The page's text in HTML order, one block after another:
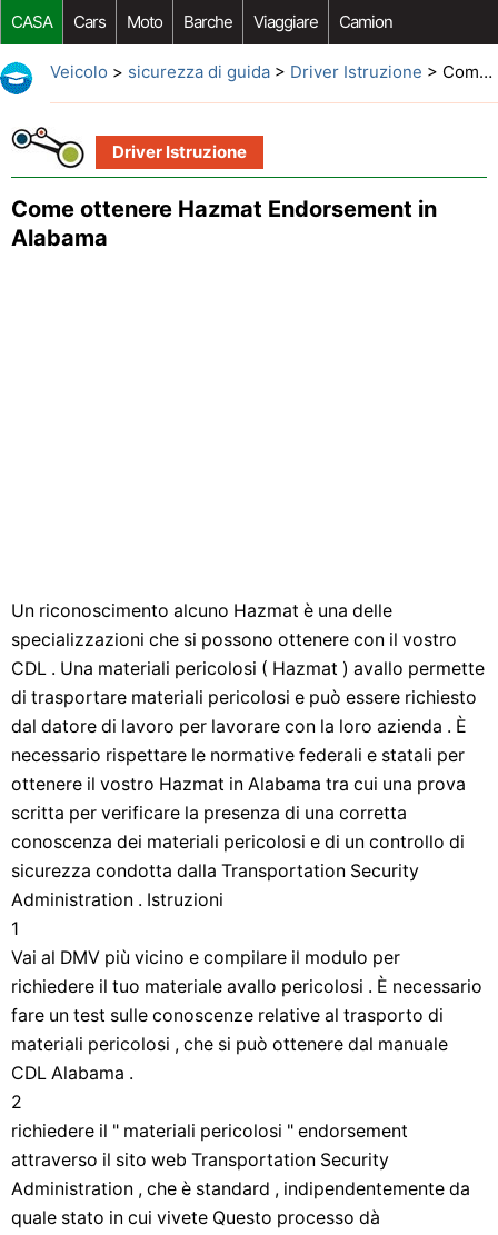
CASA Cars Moto Barche Viaggiare Camion
Riparazione Auto Acquisto Auto Car Opzioni Aftermarket
Veicolo > sicurezza di guida> Driver Istruzione > Come ottenere Hazmat Endorsement in Alabama
Driver Istruzione
Come ottenere Hazmat Endorsement in
Alabama
Un riconoscimento alcuno Hazmat è una delle
specializzazioni che si possono ottenere con il vostro
CDL . Una materiali pericolosi ( Hazmat ) avallo permette
di trasportare materiali pericolosi e può essere richiesto
dal datore di lavoro per lavorare con la loro azienda . È
necessario rispettare le normative federali e statali per
ottenere il vostro Hazmat in Alabama tra cui una prova
scritta per verificare la presenza di una corretta
conoscenza dei materiali pericolosi e di un controllo di
sicurezza condotta dalla Transportation Security
Administration . Istruzioni
1
Vai al DMV più vicino e compilare il modulo per
richiedere il tuo materiale avallo pericolosi . È necessario
fare un test sulle conoscenze relative al trasporto di
materiali pericolosi , che si può ottenere dal manuale
CDL Alabama .
2
richiedere il " materiali pericolosi " endorsement
attraverso il sito web Transportation Security
Administration , che è standard , indipendentemente da
quale stato in cui vivete Questo processo dà